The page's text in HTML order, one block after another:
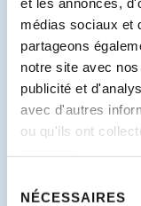
médias sociaux et
partageons
notre site avec
publicité et
avec d'autres
ou qu'ils ont
NÉCESSAIRES
Nachricht